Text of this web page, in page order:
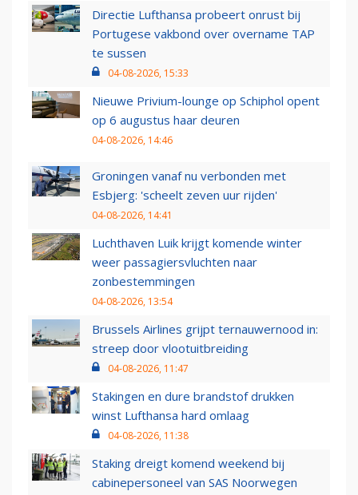
Directie Lufthansa probeert onrust bij
Portugese vakbond over overname TAP
te sussen
04-08-2026, 15:33
Nieuwe Privium-lounge op Schiphol opent
op 6 augustus haar deuren
04-08-2026, 14:46
Groningen vanaf nu verbonden met
Esbjerg: 'scheelt zeven uur rijden'
04-08-2026, 14:41
Luchthaven Luik krijgt komende winter
weer passagiersvluchten naar
zonbestemmingen
04-08-2026, 13:54
Brussels Airlines grijpt ternauwernood in:
streep door vlootuitbreiding
04-08-2026, 11:47
Stakingen en dure brandstof drukken
winst Lufthansa hard omlaag
04-08-2026, 11:38
Staking dreigt komend weekend bij
cabinepersoneel van SAS Noorwegen